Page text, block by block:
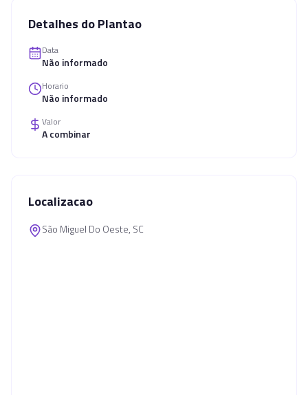
Detalhes do Plantao
Data
Não informado
Horario
Não informado
Valor
A combinar
Localizacao
São Miguel Do Oeste, SC